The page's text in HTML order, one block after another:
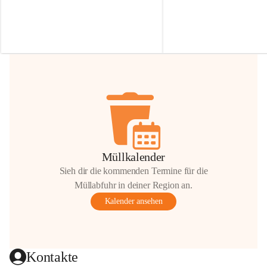
Hilfsbereitschaft!
Müllkalender
Sieh dir die kommenden Termine für die
Müllabfuhr in deiner Region an.
Kalender ansehen
Kontakte